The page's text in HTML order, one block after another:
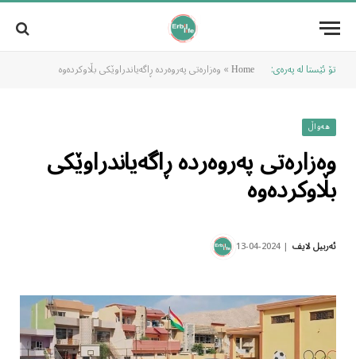
تۆ ئێستا لە پەرەی: Home
» وەزارەتی پەروەردە ڕاگەیاندراوێکی بڵاوکردەوە
هەواڵ
وەزارەتی پەروەردە ڕاگەیاندراوێکی
بڵاوکردەوە
ئەربیل لایف 2024-04-13